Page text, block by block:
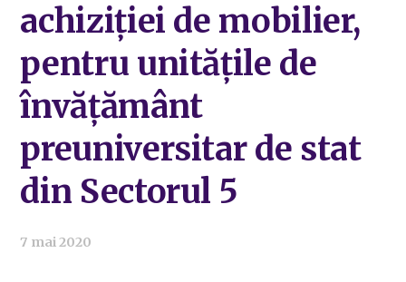
achiziției de mobilier,
pentru unitățile de
învățământ
preuniversitar de stat
din Sectorul 5
7 mai 2020